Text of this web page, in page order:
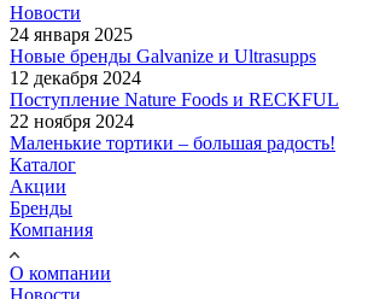
Новости
24 января 2025
Новые бренды Galvanize и Ultrasupps
12 декабря 2024
Поступление Nature Foods и RECKFUL
22 ноября 2024
Маленькие тортики – большая радость!
Каталог
Акции
Бренды
Компания
О компании
Новости